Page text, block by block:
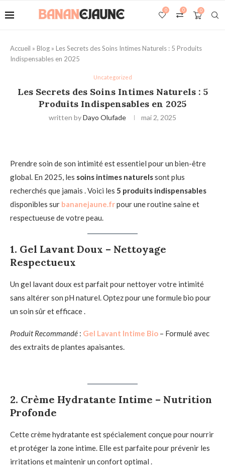
0
0
0
Accueil » Blog » Les Secrets des Soins Intimes Naturels : 5 Produits
Indispensables en 2025
Uncategorized
Les Secrets des Soins Intimes Naturels : 5
Produits Indispensables en 2025
written byDayo Olufade mai 2, 2025
Prendre soin de son intimité est essentiel pour un bien-être
global. En 2025, les soins intimes naturelssont plus
recherchés que jamais . Voici les 5 produits indispensables
disponibles sur bananejaune.frpour une routine saine et
respectueuse de votre peau.
1. Gel Lavant Doux – Nettoyage
Respectueux
Un gel lavant doux est parfait pour nettoyer votre intimité
sans altérer son pH naturel. Optez pour une formule bio pour
un soin sûr et efficace .
Produit Recommandé : Gel Lavant Intime Bio – Formulé avec
des extraits de plantes apaisantes.
2. Crème Hydratante Intime – Nutrition
Profonde
Cette crème hydratante est spécialement conçue pour nourrir
et protéger la zone intime. Elle est parfaite pour prévenir les
irritations et maintenir un confort optimal .